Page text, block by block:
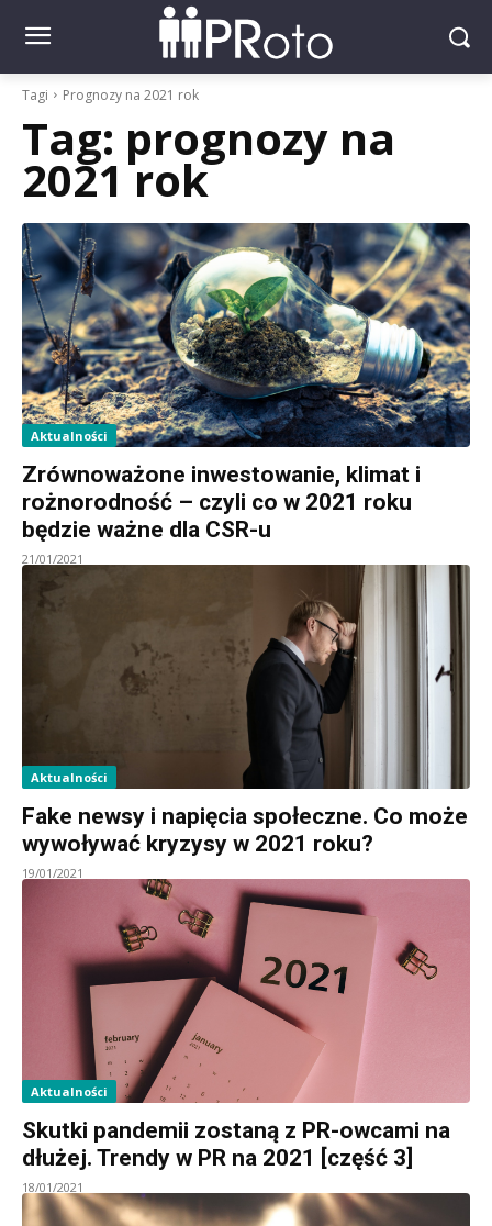
Tagi Prognozy na 2021 rok
Tag: prognozy na
2021 rok
Aktualności
Zrównoważone inwestowanie, klimat i
rożnorodność – czyli co w 2021 roku
będzie ważne dla CSR-u
21/01/2021
Aktualności
Fake newsy i napięcia społeczne. Co może
wywoływać kryzysy w 2021 roku?
19/01/2021
Aktualności
Skutki pandemii zostaną z PR-owcami na
dłużej. Trendy w PR na 2021 [część 3]
18/01/2021